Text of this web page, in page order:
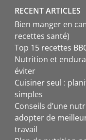
RECENT ARTICLES
Bien manger en
recettes santé)
Top 15 recettes
Nutrition et
éviter
Cuisiner seul :
simples
Conseils d’une
adopter de
travail